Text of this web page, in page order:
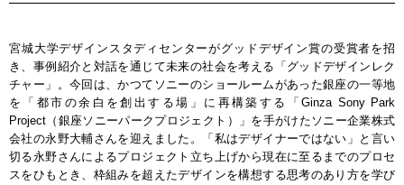
宮城大学デザインスタディセンターがグッドデザイン賞の受賞者を招
き、事例紹介と対話を通じて未来の社会を考える「グッドデザインレク
チャー」。今回は、かつてソニーのショールームがあった銀座の一等地
を「都市の余白を創出する場」に再構築する「Ginza Sony Park
Project（銀座ソニーパークプロジェクト）」を手がけたソニー企業株式
会社の永野大輔さんを迎えました。「私はデザイナーではない」と言い
切る永野さんによるプロジェクト立ち上げから現在に至るまでのプロセ
スをひもとき、枠組みを超えたデザインを構想する思考のあり方を学び